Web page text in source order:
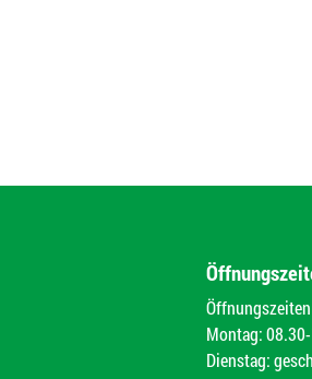
Montag:
Dienstag: